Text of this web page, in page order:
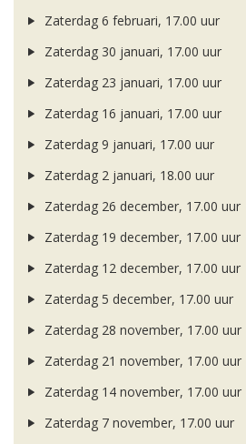
Zaterdag 6 februari, 17.00 uur
Zaterdag 30 januari, 17.00 uur
Zaterdag 23 januari, 17.00 uur
Zaterdag 16 januari, 17.00 uur
Zaterdag 9 januari, 17.00 uur
Zaterdag 2 januari, 18.00 uur
Zaterdag 26 december, 17.00 uur
Zaterdag 19 december, 17.00 uur
Zaterdag 12 december, 17.00 uur
Zaterdag 5 december, 17.00 uur
Zaterdag 28 november, 17.00 uur
Zaterdag 21 november, 17.00 uur
Zaterdag 14 november, 17.00 uur
Zaterdag 7 november, 17.00 uur